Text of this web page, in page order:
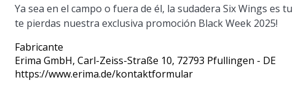
Ya sea en el campo o fuera de él, la sudadera Six Wings es
te pierdas nuestra exclusiva promoción Black Week 2025!
Fabricante
Erima GmbH, Carl-Zeiss-Straße 10, 72793 Pfullingen - DE
https://www.erima.de/kontaktformular